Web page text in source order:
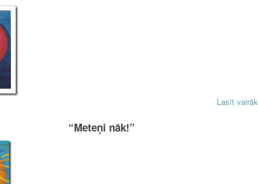
Lasīt vairāk
“Meteņi nāk!”